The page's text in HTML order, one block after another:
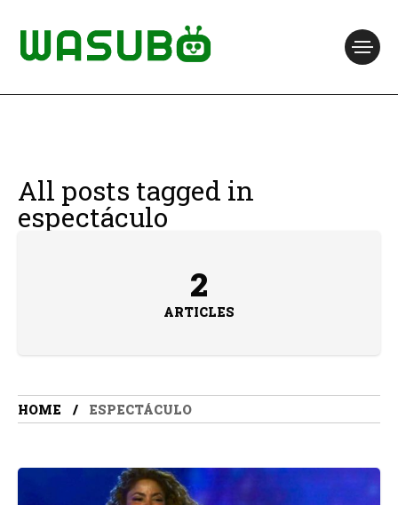
All posts tagged in
espectáculo
2
ARTICLES
HOME ESPECTÁCULO